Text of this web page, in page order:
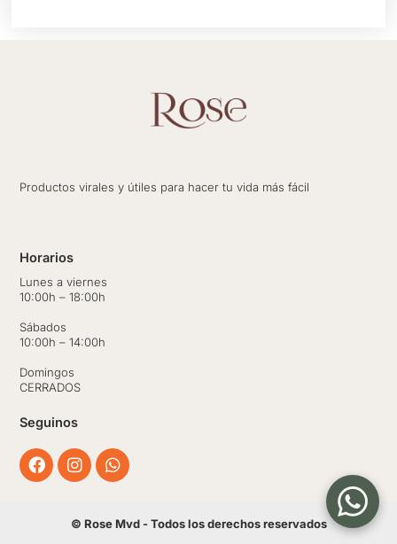
Productos virales y útiles para hacer tu vida más fácil
Horarios
Lunes a viernes
10:00h – 18:00h
Sábados
10:00h – 14:00h
Domingos
CERRADOS
Seguinos
Facebook
InstagramWhatsapp
© Rose Mvd - Todos los derechos reservados